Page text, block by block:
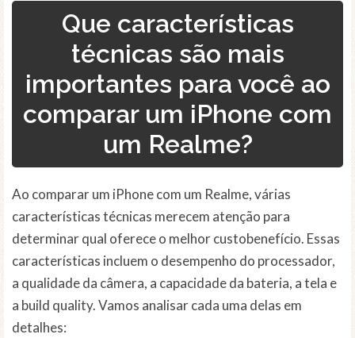
Que características
técnicas são mais
importantes para você ao
comparar um iPhone com
um Realme?
Ao comparar um iPhone com um Realme, várias
características técnicas merecem atenção para
determinar qual oferece o melhor custobenefício. Essas
características incluem o desempenho do processador,
a qualidade da câmera, a capacidade da bateria, a tela e
a build quality. Vamos analisar cada uma delas em
detalhes: